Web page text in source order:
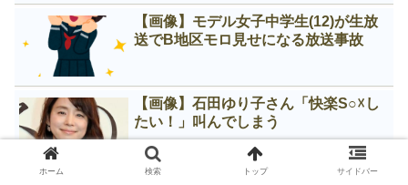
【画像】モデル女子中学生(12)が生放
送でB地区モロ見せになる放送事故
【画像】石田ゆり子さん「快楽S○☓し
たい！」叫んでしまう
ホーム 検索 トップ サイドバー